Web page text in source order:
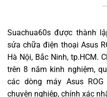
Suachua60s được thành
sửa chữa điện thoại Asus
Hà Nội, Bắc Ninh, tp.HCM.
trên 8 năm kinh nghiệm,
các dòng máy Asus
chuyên nghiệp, chính xác